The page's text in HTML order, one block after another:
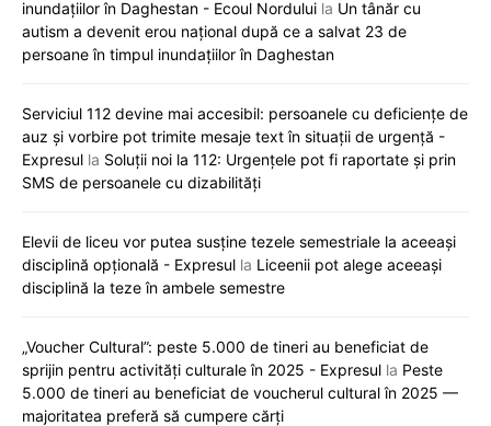
inundațiilor în Daghestan - Ecoul Nordului la Un tânăr cu
autism a devenit erou național după ce a salvat 23 de
persoane în timpul inundațiilor în Daghestan
Serviciul 112 devine mai accesibil: persoanele cu deficiențe de
auz și vorbire pot trimite mesaje text în situații de urgență -
Expresul la Soluții noi la 112: Urgențele pot fi raportate și prin
SMS de persoanele cu dizabilități
Elevii de liceu vor putea susține tezele semestriale la aceeași
disciplină opțională - Expresul la Liceenii pot alege aceeași
disciplină la teze în ambele semestre
„Voucher Cultural”: peste 5.000 de tineri au beneficiat de
sprijin pentru activități culturale în 2025 - Expresul la Peste
5.000 de tineri au beneficiat de voucherul cultural în 2025 —
majoritatea preferă să cumpere cărți